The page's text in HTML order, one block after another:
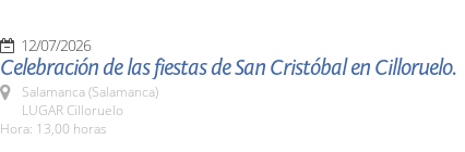
12/07/2026
Celebración de las fiestas de San Cristóbal en Cilloruelo.
Salamanca (Salamanca)
LUGAR Cilloruelo
Hora: 13,00 horas